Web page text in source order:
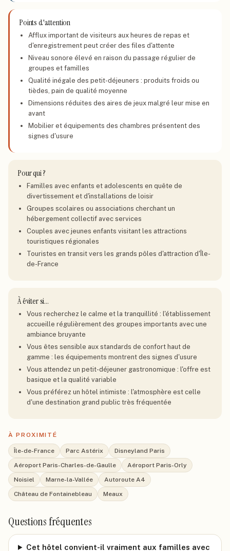
Points d'attention
Afflux important de visiteurs aux heures de repas et
d'enregistrement peut créer des files d'attente
Niveau sonore élevé en raison du passage régulier de
groupes et familles
Qualité inégale des petit-déjeuners : produits froids ou
tièdes, pain de qualité moyenne
Dimensions réduites des aires de jeux malgré leur mise en
avant
Mobilier et équipements des chambres présentent des
signes d'usure
Pour qui ?
Familles avec enfants et adolescents en quête de
divertissement et d'installations de loisir
Groupes scolaires ou associations cherchant un
hébergement collectif avec services
Couples avec jeunes enfants visitant les attractions
touristiques régionales
Touristes en transit vers les grands pôles d'attraction d'Île-
de-France
À éviter si…
Vous recherchez le calme et la tranquillité : l'établissement
accueille régulièrement des groupes importants avec une
ambiance bruyante
Vous êtes sensible aux standards de confort haut de
gamme : les équipements montrent des signes d'usure
Vous attendez un petit-déjeuner gastronomique : l'offre est
basique et la qualité variable
Vous préférez un hôtel intimiste : l'atmosphère est celle
d'une destination grand public très fréquentée
À PROXIMITÉ
Île-de-France Parc Astérix
Disneyland Paris
Aéroport Paris-Charles-de-Gaulle
Aéroport Paris-Orly
Noisiel
Marne-la-Vallée
Autoroute A4
Château de Fontainebleau
Meaux
Questions fréquentes
Cet hôtel convient-il vraiment aux familles avec